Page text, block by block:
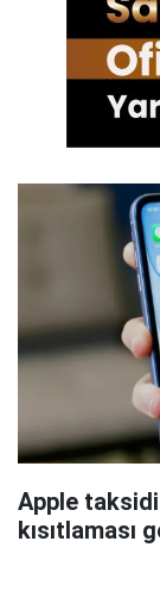
Apple
kısıtlaması